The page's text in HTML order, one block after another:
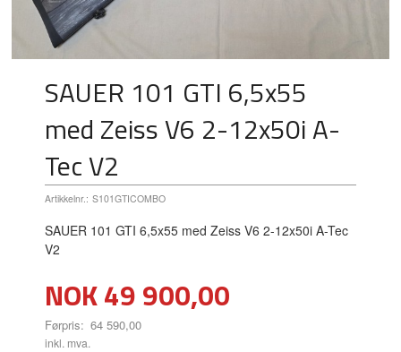
SAUER 101 GTI 6,5x55
med Zeiss V6 2-12x50i A-
Tec V2
Artikkelnr.: S101GTICOMBO
SAUER 101 GTI 6,5x55 med Zeiss V6 2-12x50i A-Tec
V2
Tilbud
NOK49 900,00
Førpris: 64 590,00
Rabatt
inkl. mva.